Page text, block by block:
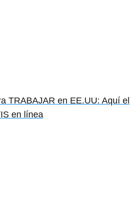
TRABAJAR en EE.UU: Aquí el
en línea